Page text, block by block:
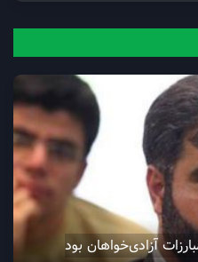
آزادی‌خواهان بود